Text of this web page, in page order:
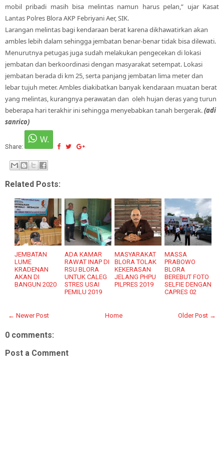
mobil pribadi masih bisa melintas namun harus pelan,” ujar Kasat
Lantas Polres Blora AKP Febriyani Aer, SIK.
Larangan melintas bagi kendaraan berat karena dikhawatirkan akan
ambles lebih dalam sehingga jembatan benar-benar tidak bisa dilewati.
Menurutnya petugas juga sudah melakukan pengecekan di lokasi
jembatan dan berkoordinasi dengan masyarakat setempat. Lokasi
jembatan berada di km 25, serta panjang jembatan lima meter dan
lebar tujuh meter. Ambles diakibatkan banyak kendaraan muatan berat
yang melintas, kurangnya perawatan dan oleh hujan deras yang turun
beberapa hari terakhir ini sehingga menyebabkan tanah bergerak.(adi
sanrico)
Share:
Related Posts:
JEMBATAN
LUME
KRADENAN
AKAN DI
BANGUN 2020
ADA KAMAR
RAWAT INAP DI
RSU BLORA
UNTUK CALEG
STRES USAI
PEMILU 2019
MASYARAKAT
BLORA TOLAK
KEKERASAN
JELANG PHPU
PILPRES 2019
MASSA
PRABOWO
BLORA
BEREBUT FOTO
SELFIE DENGAN
CAPRES 02
← Newer Post Older Post →
Home
0 comments:
Post a Comment